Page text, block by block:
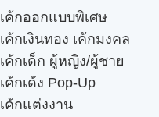
เค้กออกแบบพิเศษ
เค้กเงินทอง เค้กมงคล
เค้กเด็ก ผู้หญิง/ผู้ชาย
เค้กเด้ง Pop-Up
เค้กแต่งงาน